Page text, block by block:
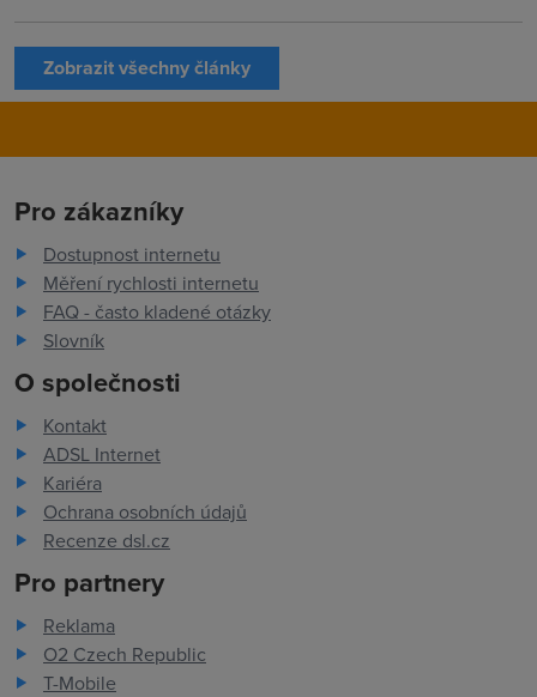
Zobrazit všechny články
Pro zákazníky
Dostupnost internetu
Měření rychlosti internetu
FAQ - často kladené otázky
Slovník
O společnosti
Kontakt
ADSL Internet
Kariéra
Ochrana osobních údajů
Recenze dsl.cz
Pro partnery
Reklama
O2 Czech Republic
T-Mobile